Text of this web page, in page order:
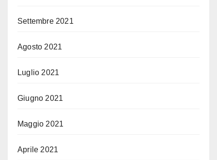
Settembre 2021
Agosto 2021
Luglio 2021
Giugno 2021
Maggio 2021
Aprile 2021